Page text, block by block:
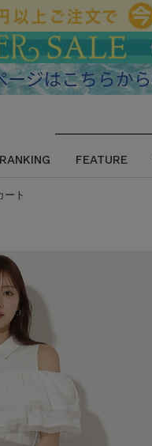
RANKING FEATURE
ート